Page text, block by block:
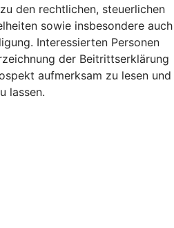
den rechtlichen, steuerlichen
sowie insbesondere auch
Interessierten Personen
der Beitrittserklärung
aufmerksam zu lesen und
lassen.